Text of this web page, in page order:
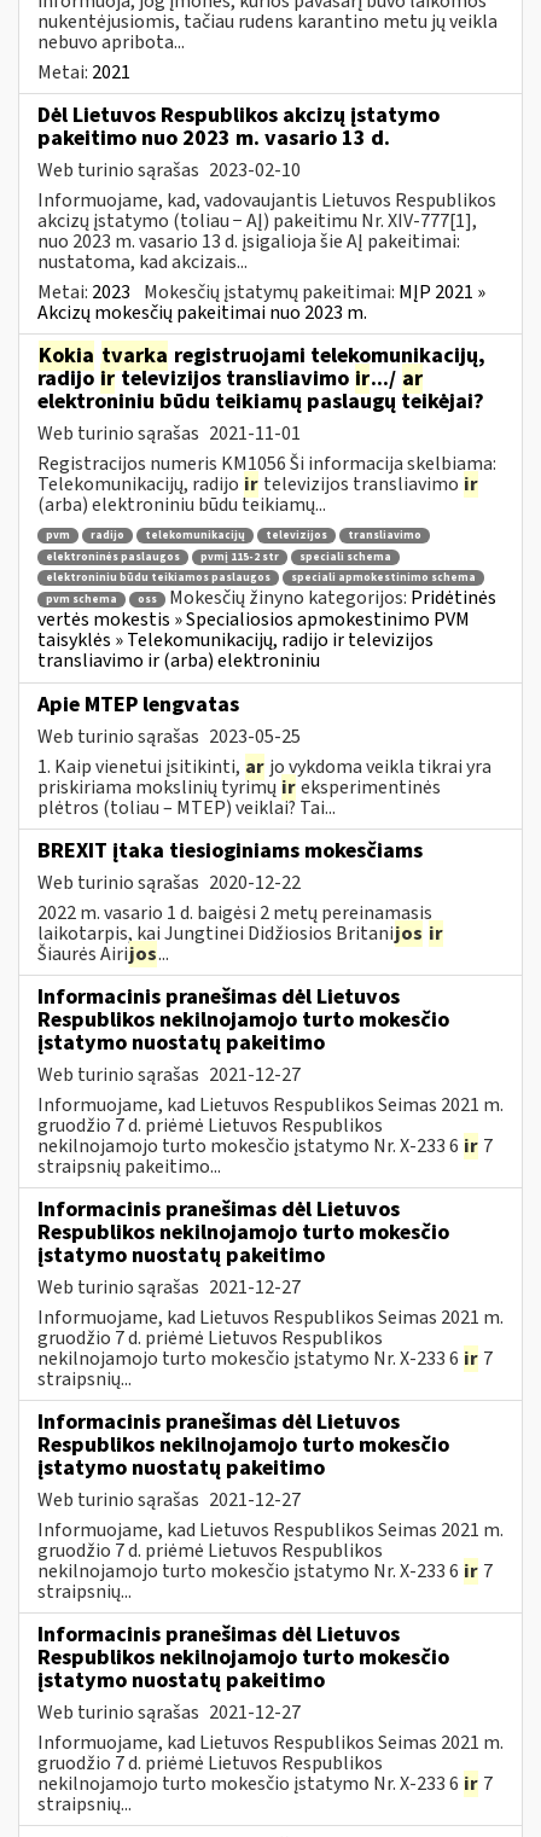
nukentėjusiomis, tačiau rudens karantino metu jų veikla
nebuvo apribota...
Metai: 2021
Dėl Lietuvos Respublikos akcizų įstatymo
pakeitimo nuo 2023 m. vasario 13 d.
Web turinio sąrašas 2023-02-10
Informuojame, kad, vadovaujantis Lietuvos Respublikos
akcizų įstatymo (toliau − AĮ) pakeitimu Nr. XIV-777[1],
nuo 2023 m. vasario 13 d. įsigalioja šie AĮ pakeitimai:
nustatoma, kad akcizais...
Metai: 2023 Mokesčių įstatymų pakeitimai: MĮP 2021 »
Akcizų mokesčių pakeitimai nuo 2023 m.
Kokia tvarka registruojami telekomunikacijų,
radijo irtelevizijos transliavimo ir.../ ar
elektroniniu būdu teikiamų paslaugų teikėjai?
Web turinio sąrašas 2021-11-01
Registracijos numeris KM1056 Ši informacija skelbiama:
Telekomunikacijų, radijo ir televizijos transliavimo ir
(arba) elektroniniu būdu teikiamų...
pvm radijo telekomunikacijų televizijos
transliavimo
elektroninės paslaugos
pvmį 115-2 str
speciali schema
elektroniniu būdu teikiamos paslaugos
speciali apmokestinimo schema
pvm schema
oss Mokesčių žinyno kategorijos: Pridėtinės
vertės mokestis » Specialiosios apmokestinimo PVM
taisyklės » Telekomunikacijų, radijo ir televizijos
transliavimo ir (arba) elektroniniu
Apie MTEP lengvatas
Web turinio sąrašas 2023-05-25
1. Kaip vienetui įsitikinti, ar jo vykdoma veikla tikrai yra
priskiriama mokslinių tyrimų ireksperimentinės
plėtros (toliau – MTEP) veiklai? Tai...
BREXIT įtaka tiesioginiams mokesčiams
Web turinio sąrašas 2020-12-22
2022 m. vasario 1 d. baigėsi 2 metų pereinamasis
laikotarpis, kai Jungtinei Didžiosios Britanijos ir
Šiaurės Airijos...
Informacinis pranešimas dėl Lietuvos
Respublikos nekilnojamojo turto mokesčio
įstatymo nuostatų pakeitimo
Web turinio sąrašas 2021-12-27
Informuojame, kad Lietuvos Respublikos Seimas 2021 m.
gruodžio 7 d. priėmė Lietuvos Respublikos
nekilnojamojo turto mokesčio įstatymo Nr. X-233 6 ir 7
straipsnių pakeitimo...
Informacinis pranešimas dėl Lietuvos
Respublikos nekilnojamojo turto mokesčio
įstatymo nuostatų pakeitimo
Web turinio sąrašas 2021-12-27
Informuojame, kad Lietuvos Respublikos Seimas 2021 m.
gruodžio 7 d. priėmė Lietuvos Respublikos
nekilnojamojo turto mokesčio įstatymo Nr. X-233 6 ir 7
straipsnių...
Informacinis pranešimas dėl Lietuvos
Respublikos nekilnojamojo turto mokesčio
įstatymo nuostatų pakeitimo
Web turinio sąrašas 2021-12-27
Informuojame, kad Lietuvos Respublikos Seimas 2021 m.
gruodžio 7 d. priėmė Lietuvos Respublikos
nekilnojamojo turto mokesčio įstatymo Nr. X-233 6 ir 7
straipsnių...
Informacinis pranešimas dėl Lietuvos
Respublikos nekilnojamojo turto mokesčio
įstatymo nuostatų pakeitimo
Web turinio sąrašas 2021-12-27
Informuojame, kad Lietuvos Respublikos Seimas 2021 m.
gruodžio 7 d. priėmė Lietuvos Respublikos
nekilnojamojo turto mokesčio įstatymo Nr. X-233 6 ir 7
straipsnių...